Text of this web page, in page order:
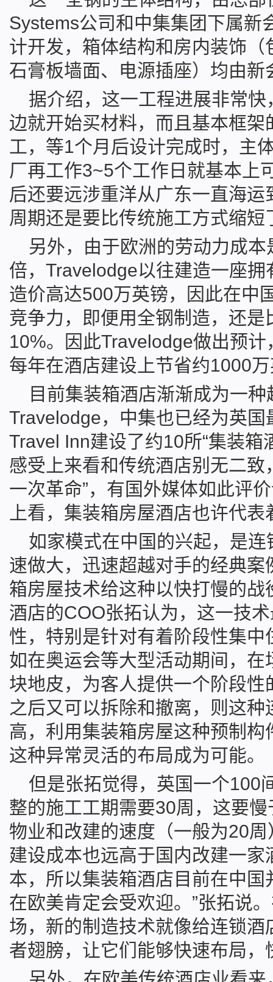
Systems公司和中集集团下属新
计开发，箱体结构和房内装饰
石膏板墙面、电源插座）均由新
据介绍，这一工程进展非常
边就开始买材料，而且基本框
工，等1个月后设计完成时，主
厂再工作3~5个工作日就基本上
后还要远涉重洋从广东一直海
周期还是要比传统施工方式缩
另外，由于欧洲的劳动力成
倍，Travelodge以往建造一座
造价高达500万英镑，因此在中
竞争力，即便用全钢制造，还
10%。因此Travelodge做出预
每年在酒店建设上节省约1000
目前集装箱酒店渐渐成为一
Travelodge，中集也已经为英
Travel Inn建设了约10所“集装箱
感受上来看和传统酒店别无二
一次革命”，有国外媒体如此评
上看，集装箱房屋酒店也许代
如家模式在中国的兴起，是
速做大，迅速超越对手的经典
箱房屋技术给这种以快打慢的
酒店的COO张拓认为，这一技
性，特别是针对有着阶段性集
如在奥运会等大型活动期间，
块地皮，为客人提供一个阶段
之后又可以拆除和撤离，则这
高，利用集装箱房屋这种预制
这种异常灵活的布局成为可能。
但是张拓觉得，英国一个100
整的施工工期需要30周，这要
物业和改建的速度（一般为20
建设成本也远高于国内改建一
本，所以集装箱酒店目前在中国
在欧美肯定会受欢迎。”张拓说
场，新的制造技术就像给连锁
者翅膀，让它们能够快速布局，